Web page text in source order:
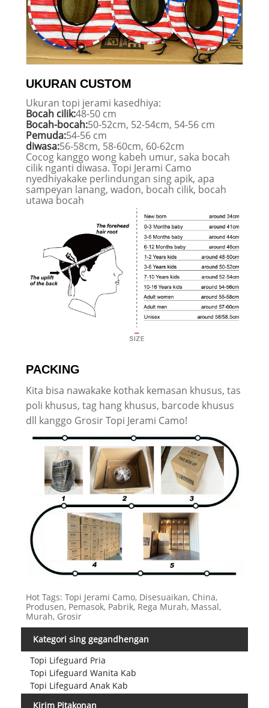
UKURAN CUSTOM
Ukuran topi jerami kasedhiya:
Bocah cilik:48-50 cm
Bocah-bocah:50-52cm, 52-54cm, 54-56 cm
Pemuda:54-56 cm
diwasa:56-58cm, 58-60cm, 60-62cm
Cocog kanggo wong kabeh umur, saka bocah
cilik nganti diwasa. Topi Jerami Camo
nyedhiyakake perlindungan sing apik, apa
sampeyan lanang, wadon, bocah cilik, bocah
utawa bocah
PACKING
Kita bisa nawakake kothak kemasan khusus, tas
poli khusus, tag hang khusus, barcode khusus
dll kanggo Grosir Topi Jerami Camo!
Hot Tags: Topi Jerami Camo, Disesuaikan, China,
Produsen, Pemasok, Pabrik, Rega Murah, Massal,
Murah, Grosir
Kategori sing gegandhengan
Topi Lifeguard Pria
Topi Lifeguard Wanita Kab
Topi Lifeguard Anak Kab
Kirim Pitakonan